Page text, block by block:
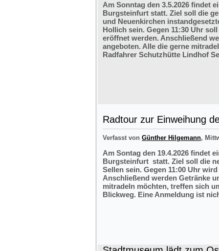
Am Sonntag den 3.5.2026 findet
Burgsteinfurt statt. Ziel soll die
und Neuenkirchen
Hollich sein. Gegen 11:30 Uhr
eröffnet werden. Anschließend
angeboten. Alle die gerne
Radfahrer Schutzhütte Lindhof
Radtour zur Einweihung
Verfasst von Günther Hilgemann,
Am Sontag den 19.4.2026 findet
Burgsteinfurt statt. Ziel soll die
Sellen sein. Gegen 11:00 Uhr
Anschließend werden Getränke
mitradeln möchten, treffen sich
Blickweg. Eine Anmeldung ist